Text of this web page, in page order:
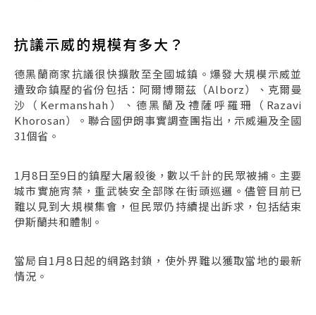
抗議示威的規模有多大？
德黑蘭商家抗議很快擴散至全國城鎮。爆發大規模示威並
遭致命鎮壓的省份包括：阿爾博爾茲（Alborz）、克爾曼
沙（Kermanshah）、德黑蘭及禮薩呼羅珊（Razavi
Khorosan）。聯合國伊朗事實調查團指出，示威遍及全國
31個省。
1月8日至9日的鎮壓大屠殺後，數以千計的民眾被捕。主要
城市實施宵禁，重武裝安全部隊在街頭巡邏。儘管目前已
難以見到大規模集會，但民眾仍持續提出訴求，包括結束
伊斯蘭共和體制。
當局自1月8日起的網路封鎖，使外界難以獲取當地的最新
情況。